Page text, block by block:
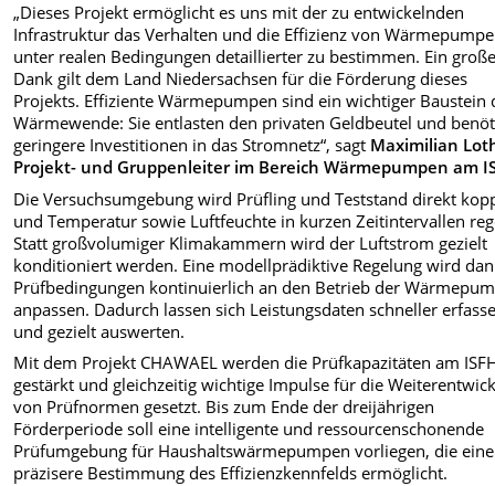
„Dieses Projekt ermöglicht es uns mit der zu entwickelnden
Infrastruktur das Verhalten und die Effizienz von
unter realen Bedingungen detaillierter zu bestimmen. Ein
Dank gilt dem Land Niedersachsen für die Förderung dieses
Projekts. Effiziente Wärmepumpen sind ein wichtiger Baustein
Wärmewende: Sie entlasten den privaten Geldbeutel und
geringere Investitionen in das Stromnetz“, sagt Maximilian
Projekt- und Gruppenleiter im Bereich Wärmepumpen am
Die Versuchsumgebung wird Prüfling und Teststand direkt
und Temperatur sowie Luftfeuchte in kurzen Zeitintervallen
Statt großvolumiger Klimakammern wird der Luftstrom gezielt
konditioniert werden. Eine modellprädiktive Regelung wird
Prüfbedingungen kontinuierlich an den Betrieb der
anpassen. Dadurch lassen sich Leistungsdaten schneller
und gezielt auswerten.
Mit dem Projekt CHAWAEL werden die Prüfkapazitäten am
gestärkt und gleichzeitig wichtige Impulse für die
von Prüfnormen gesetzt. Bis zum Ende der dreijährigen
Förderperiode soll eine intelligente und ressourcenschonende
Prüfumgebung für Haushaltswärmepumpen vorliegen, die eine
präzisere Bestimmung des Effizienzkennfelds ermöglicht.